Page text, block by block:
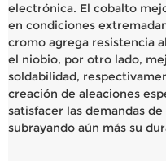
electrónica. El cobalto
en condiciones
cromo agrega resistencia
el niobio, por otro lado,
soldabilidad,
creación de aleaciones
satisfacer las demandas
subrayando aún más su